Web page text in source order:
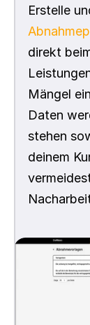
direkt
Mängel
Daten
stehen
deinem